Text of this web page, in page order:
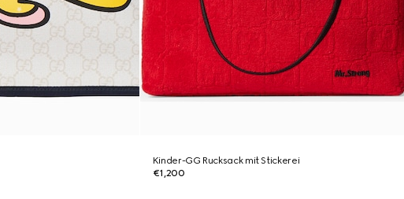
Kinder-GG Rucksack mit Stickerei
€1,200